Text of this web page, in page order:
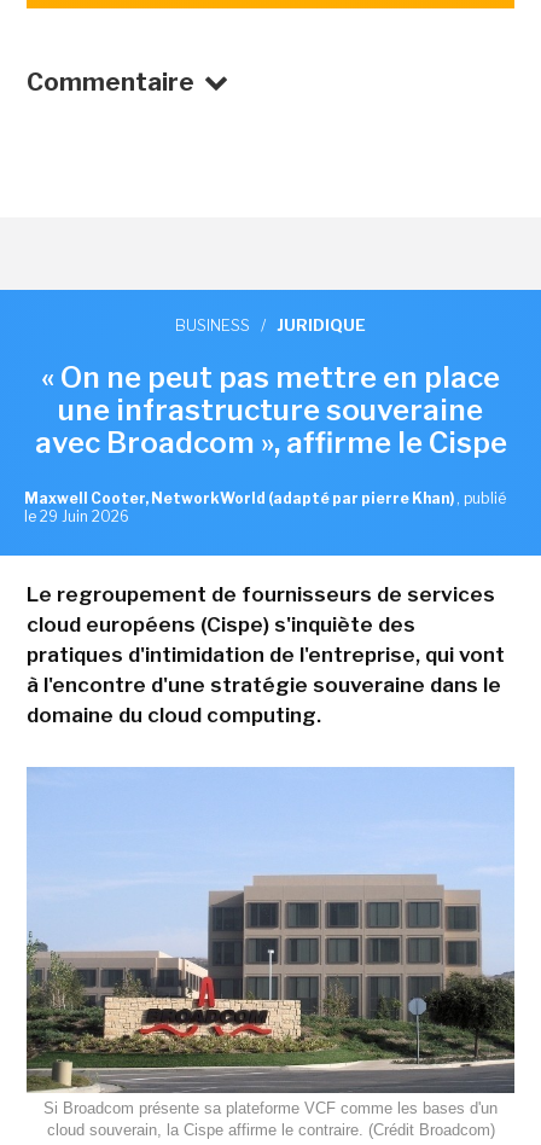
Commentaire
BUSINESS / JURIDIQUE
« On ne peut pas mettre en place
une infrastructure souveraine
avec Broadcom », affirme le Cispe
Maxwell Cooter, NetworkWorld (adapté par pierre Khan) , publié
le 29 Juin 2026
Le regroupement de fournisseurs de services
cloud européens (Cispe) s'inquiète des
pratiques d'intimidation de l'entreprise, qui vont
à l'encontre d'une stratégie souveraine dans le
domaine du cloud computing.
Si Broadcom présente sa plateforme VCF comme les bases d'un
cloud souverain, la Cispe affirme le contraire. (Crédit Broadcom)